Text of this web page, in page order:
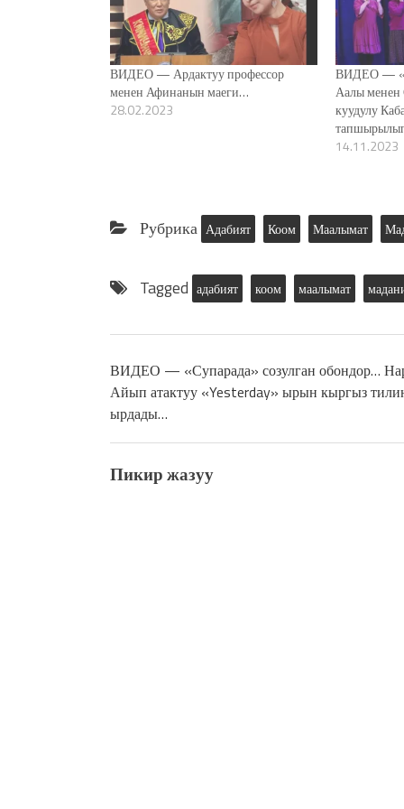
ВИДЕО — Ардактуу профессор
менен Афинанын маеги…
28.02.2023
ВИДЕО —
Аалы менен
куудулу
14.11.2023
Рубрика Адабият Коом Маалымат
Tagged адабият коом маалымат
ВИДЕО — «Супарада» созулган обондор…
Айып атактуу «Yesterday» ырын кыргыз
ырдады…
Пикир жазуу